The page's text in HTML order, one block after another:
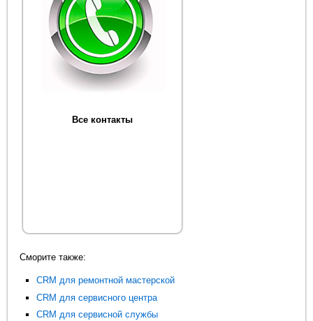
Все контакты
Сморите также:
CRM для ремонтной мастерской
CRM для сервисного центра
CRM для сервисной службы